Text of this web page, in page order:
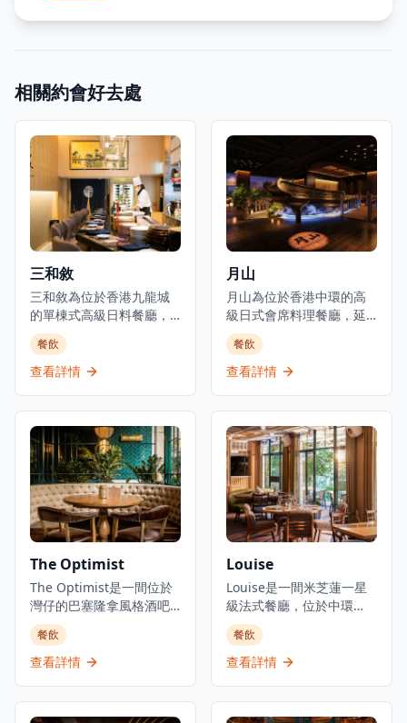
相關約會好去處
三和敘
三和敘為位於香港九龍城
的單棟式高級日料餐廳，
集結三大傳統日本料理：
壽司、鐵板燒、爐端燒的
日式餐飲概念。環境優美
以優質食材呈獻高級日式
料理，提供卓越的無菜單
料理體驗。主要菜單包括
三和敘御膳系列，如香煎
法國鴨肝伴美國安格斯牛
柳御膳（HK$268起）、燒
西京味噌銀鱈魚御膳
理。結合高級料理與聚會
元素，三和敘致力於為客
人提供頂級的日式用餐體
驗。
餐飲
查看詳情
月山
月山為位於香港中環的高
級日式會席料理餐廳，延
續米芝蓮星級日本料理的
血統。餐廳佔地3,000平方
呎，由資深廚藝團隊領
配佳餚的會席料理，同時
提供廚師發辦壽司料理及
各式地道和食選擇。餐廳
專注於無菜單料理及會席
晚餐體驗，體現日本飲食
文化中「時令食材」的精
神。季節性輪換的無菜單
帶領食客展開多道菜式的
美食之旅。餐廳位於H
Queen's，提供精緻用餐
體驗，採預約制服務。
餐飲
查看詳情
The Optimist
The Optimist是一間位於
灣仔的巴塞隆拿風格酒吧
及西班牙烤肉餐廳，佔地
三層，提供正宗慷慨的西
班牙北部用餐體驗。餐廳
食，採用免服務費經營模
餐飲
查看詳情
Louise
Louise是一間米芝蓮一星
級法式餐廳，位於中環
PMQ（前已婚警察宿舍）
的兩層歷史建築內，是香
港的創意中心。這是JIA
Royer（前亞洲50最佳餐廳
餐飲
查看詳情